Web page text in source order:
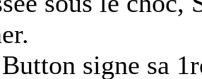
Button signe sa